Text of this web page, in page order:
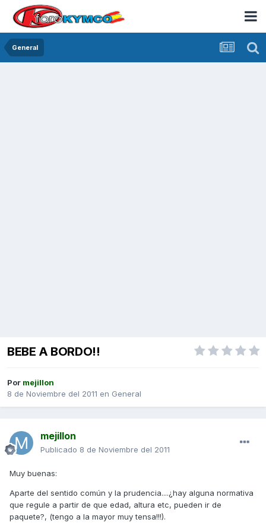
General
BEBE A BORDO!!
Por mejillon
8 de Noviembre del 2011 en General
mejillon
Publicado 8 de Noviembre del 2011
Muy buenas:
Aparte del sentido común y la prudencia....¿hay alguna normativa
que regule a partir de que edad, altura etc, pueden ir de
paquete?, (tengo a la mayor muy tensa!!!).